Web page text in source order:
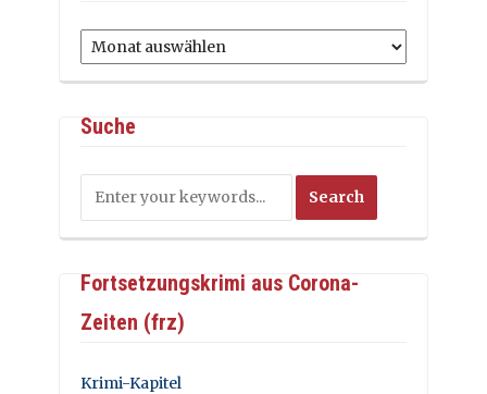
Archiv
Suche
Fortsetzungskrimi aus Corona-
Zeiten (frz)
Krimi-Kapitel